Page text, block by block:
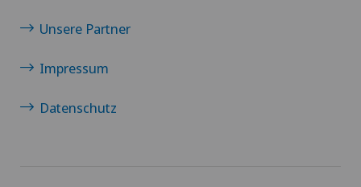
Unsere Partner
Impressum
Datenschutz